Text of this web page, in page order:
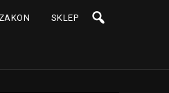
ZAKON SKLEP